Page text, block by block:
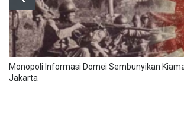
Monopoli Informasi Domei Sembunyikan
Jakarta